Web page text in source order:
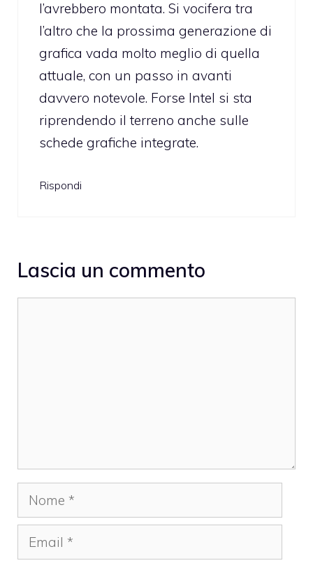
l’avrebbero montata. Si vocifera tra
l’altro che la prossima generazione di
grafica vada molto meglio di quella
attuale, con un passo in avanti
davvero notevole. Forse Intel si sta
riprendendo il terreno anche sulle
schede grafiche integrate.
Rispondi
Lascia un commento
Nome
Email